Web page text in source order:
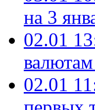
на 3
02.01
02.01